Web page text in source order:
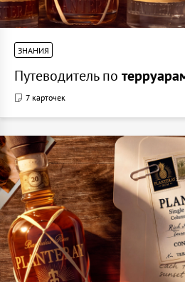
ЗНАНИЯ
Путеводитель по
7 карточек